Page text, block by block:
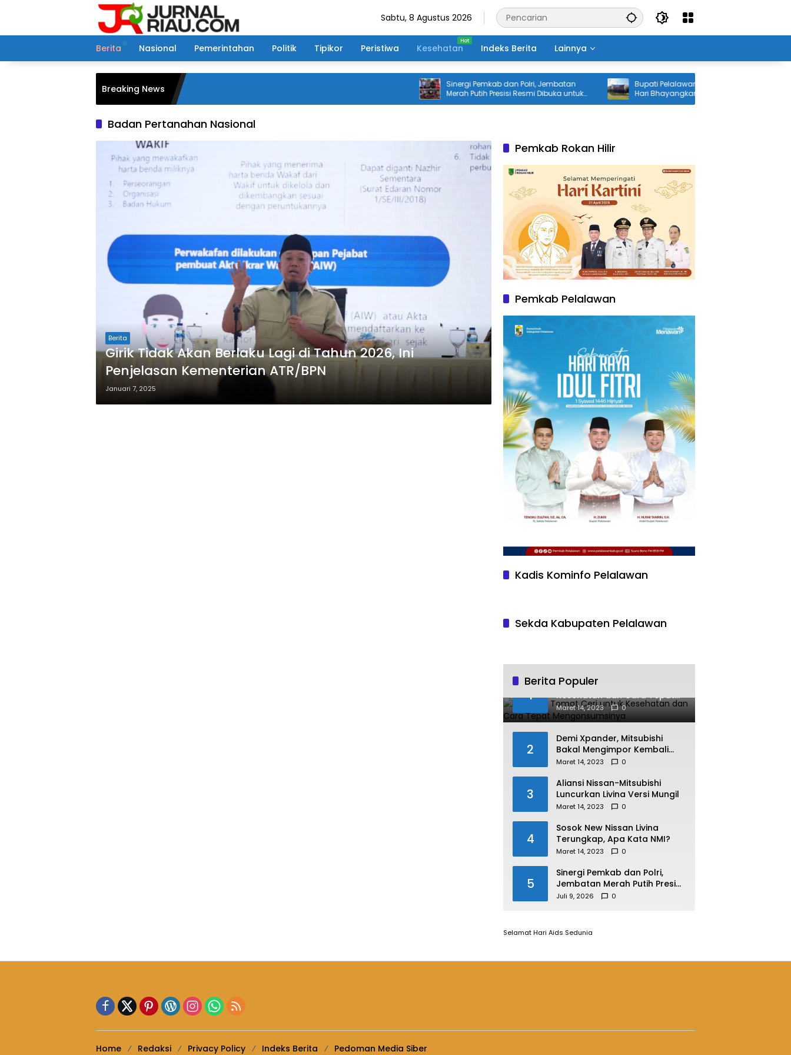
Sabtu, 8 Agustus 2026
Berita Nasional Pemerintahan Politik Tipikor Peristiwa Kesehatan Indeks Berita Lainnya
Breaking News
Sinergi Pemkab dan Polri, Jembatan
Merah Putih Presisi Resmi Dibuka untuk
Masyarakat Desa Rangsang
Bupati Pelalawan H. Zukri Hadiri Upacara
Hari Bhayangkara ke-80 di Mapolres
Badan Pertanahan Nasional
Berita
Girik Tidak Akan Berlaku Lagi di Tahun 2026, Ini
Penjelasan Kementerian ATR/BPN
Januari 7, 2025
Pemkab Rokan Hilir
Pemkab Pelalawan
Kadis Kominfo Pelalawan
Sekda Kabupaten Pelalawan
Berita Populer
1
Manfaat Tomat Ceri untuk
Kesehatan dan Cara Tepat
Mengonsumsinya
Maret 14, 2023 0
2
Demi Xpander, Mitsubishi
Bakal Mengimpor Kembali
Pajero Sport
Maret 14, 2023 0
3
Aliansi Nissan-Mitsubishi
Luncurkan Livina Versi Mungil
Maret 14, 2023 0
4
Sosok New Nissan Livina
Terungkap, Apa Kata NMI?
Maret 14, 2023 0
5
Sinergi Pemkab dan Polri,
Jembatan Merah Putih Presisi
Resmi Dibuka untuk
Juli 9, 2026 0
Selamat Hari Aids Sedunia
Home Redaksi Privacy Policy Indeks Berita Pedoman Media Siber